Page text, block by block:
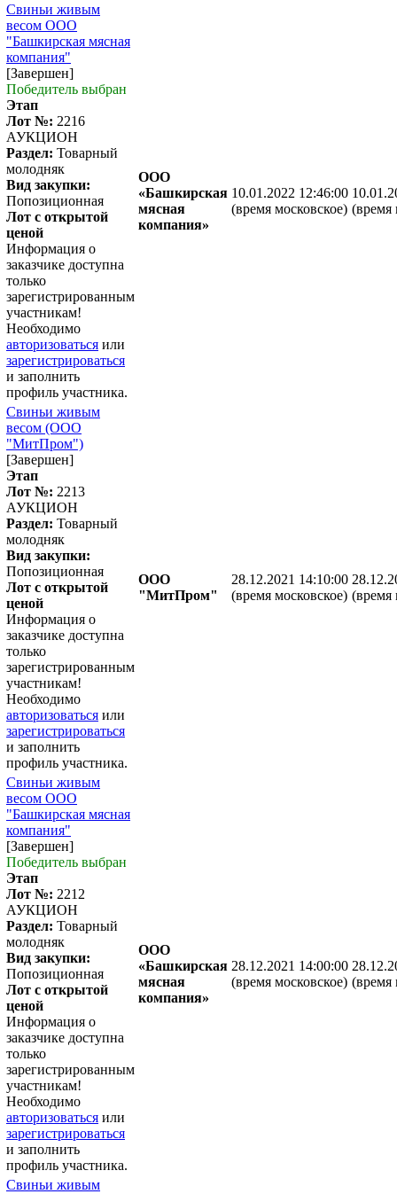
Свиньи живым
весом ООО
"Башкирская мясная
компания"
[Завершен]
Победитель выбран
Этап
Лот №: 2216
АУКЦИОН
Раздел: Товарный
молодняк
Вид закупки:
Попозиционная
Лот с открытой
ценой
Информация о
заказчике доступна
только
зарегистрированным
участникам!
Необходимо
авторизоваться или
зарегистрироваться
и заполнить
профиль участника.
ООО
«Башкирская
мясная
компания»
10.01.2022 12:46:00
(время московское) (время
Свиньи живым
весом (ООО
"МитПром")
[Завершен]
Этап
Лот №: 2213
АУКЦИОН
Раздел: Товарный
молодняк
Вид закупки:
Попозиционная
Лот с открытой
ценой
Информация о
заказчике доступна
только
зарегистрированным
участникам!
Необходимо
авторизоваться или
зарегистрироваться
и заполнить
профиль участника.
ООО
"МитПром"
28.12.2021 14:10:00
(время московское) (время
Свиньи живым
весом ООО
"Башкирская мясная
компания"
[Завершен]
Победитель выбран
Этап
Лот №: 2212
АУКЦИОН
Раздел: Товарный
молодняк
Вид закупки:
Попозиционная
Лот с открытой
ценой
Информация о
заказчике доступна
только
зарегистрированным
участникам!
Необходимо
авторизоваться или
зарегистрироваться
и заполнить
профиль участника.
ООО
«Башкирская
мясная
компания»
28.12.2021 14:00:00
(время московское) (время
Свиньи живым